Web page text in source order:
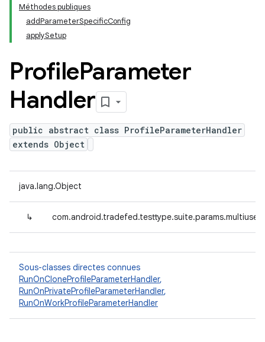
Méthodes publiques
addParameterSpecificConfig
applySetup
ProfileParameter
Handler
public abstract class ProfileParameterHandler
extends Object
java.lang.Object
↳
Sous-classes directes connues
RunOnCloneProfileParameterHandler,
RunOnPrivateProfileParameterHandler,
RunOnWorkProfileParameterHandler